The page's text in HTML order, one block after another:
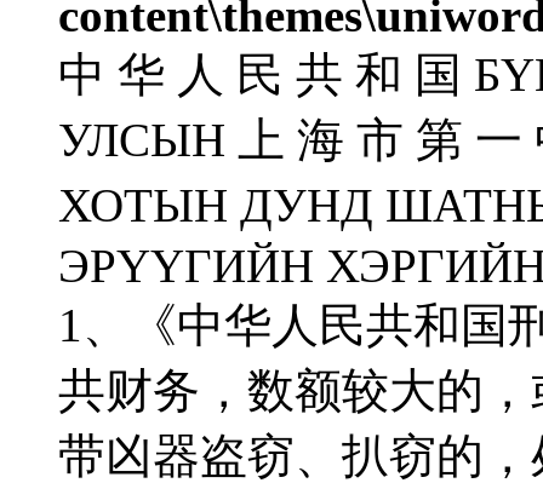
中 华 人 民 共 和 国
УЛСЫН 上 海 市 第
ХОТЫН ДУНД
ЭРҮҮГИЙН
1、《中华人民共和国
共财务，数额较大的
带凶器盗窃、扒窃的